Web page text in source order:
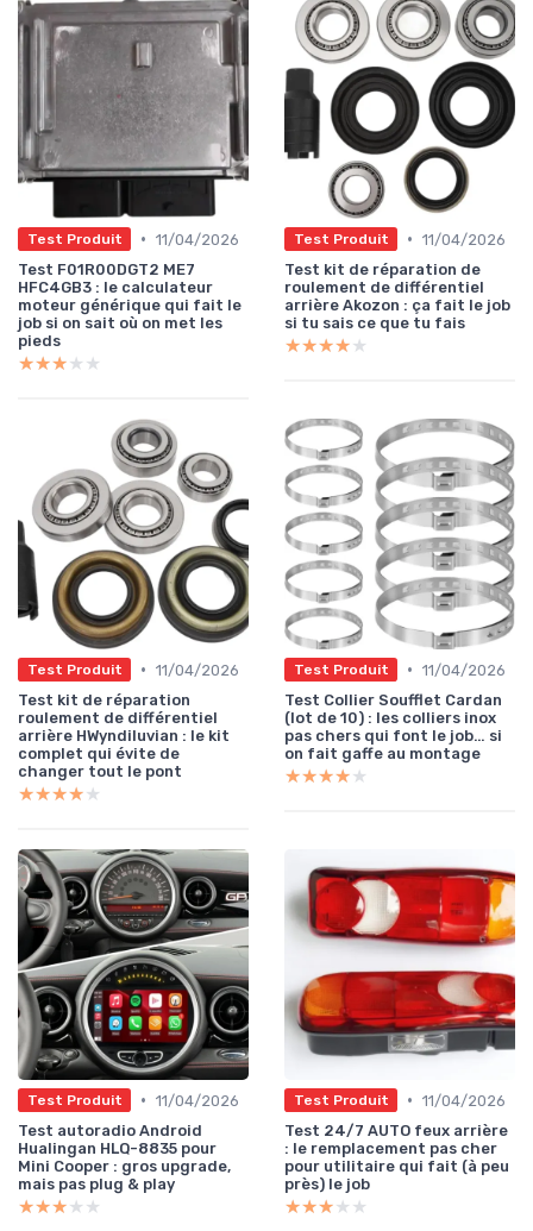
Test Produit • 11/04/2026
Test F01R00DGT2 ME7
HFC4GB3 : le calculateur
moteur générique qui fait le
job si on sait où on met les
pieds
★★★★★
★★★★★
Test Produit • 11/04/2026
Test kit de réparation de
roulement de différentiel
arrière Akozon : ça fait le job
si tu sais ce que tu fais
★★★★★
★★★★★
Test Produit • 11/04/2026
Test kit de réparation
roulement de différentiel
arrière HWyndiluvian : le kit
complet qui évite de
changer tout le pont
★★★★★
★★★★★
Test Produit • 11/04/2026
Test Collier Soufflet Cardan
(lot de 10) : les colliers inox
pas chers qui font le job… si
on fait gaffe au montage
★★★★★
★★★★★
Test Produit • 11/04/2026
Test autoradio Android
Hualingan HLQ-8835 pour
Mini Cooper : gros upgrade,
mais pas plug & play
★★★★★
★★★★★
Test Produit • 11/04/2026
Test 24/7 AUTO feux arrière
: le remplacement pas cher
pour utilitaire qui fait (à peu
près) le job
★★★★★
★★★★★